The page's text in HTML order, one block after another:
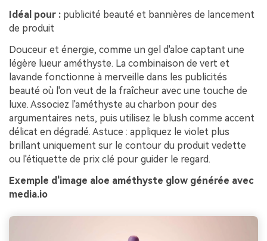
Idéal pour : publicité beauté et bannières de lancement
de produit
Douceur et énergie, comme un gel d'aloe captant une
légère lueur améthyste. La combinaison de vert et
lavande fonctionne à merveille dans les publicités
beauté où l'on veut de la fraîcheur avec une touche de
luxe. Associez l'améthyste au charbon pour des
argumentaires nets, puis utilisez le blush comme accent
délicat en dégradé. Astuce : appliquez le violet plus
brillant uniquement sur le contour du produit vedette
ou l'étiquette de prix clé pour guider le regard.
Exemple d'image aloe améthyste glow générée avec
media.io